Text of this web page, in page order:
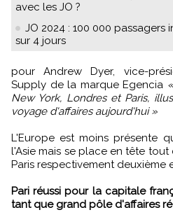
avec les JO ?
JO 2024 : 100 000
sur 4 jours
pour Andrew Dyer, vice-président du service Global
Supply de la marque Egencia
New York, Londres et Paris,
voyage d'affaires aujourd'hui »
L'Europe est moins présente
l'Asie mais se place en tête
Paris respectivement deuxième
Pari réussi pour la capitale
tant que grand pôle d'affaires